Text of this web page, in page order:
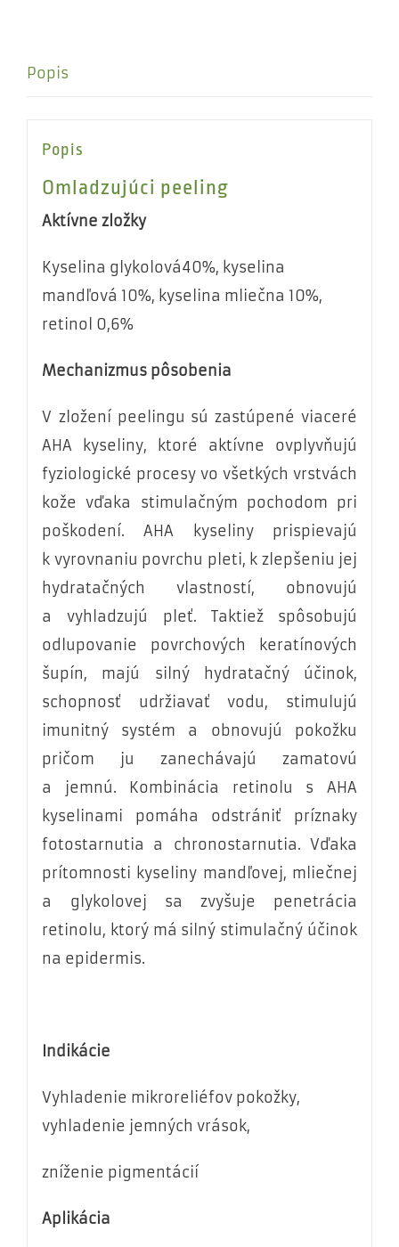
Popis
Popis
Omladzujúci peeling
Aktívne zložky
Kyselina glykolová40%, kyselina
mandľová 10%, kyselina mliečna 10%,
retinol 0,6%
Mechanizmus pôsobenia
V zložení peelingu sú zastúpené viaceré
AHA kyseliny, ktoré aktívne ovplyvňujú
fyziologické procesy vo všetkých vrstvách
kože vďaka stimulačným pochodom pri
poškodení. AHA kyseliny prispievajú
k vyrovnaniu povrchu pleti, k zlepšeniu jej
hydratačných vlastností, obnovujú
a vyhladzujú pleť. Taktiež spôsobujú
odlupovanie povrchových keratínových
šupín, majú silný hydratačný účinok,
schopnosť udržiavať vodu, stimulujú
imunitný systém a obnovujú pokožku
pričom ju zanechávajú zamatovú
a jemnú. Kombinácia retinolu s AHA
kyselinami pomáha odstrániť príznaky
fotostarnutia a chronostarnutia. Vďaka
prítomnosti kyseliny mandľovej, mliečnej
a glykolovej sa zvyšuje penetrácia
retinolu, ktorý má silný stimulačný účinok
na epidermis.
Indikácie
Vyhladenie mikroreliéfov pokožky,
vyhladenie jemných vrások,
zníženie pigmentácií
Aplikácia